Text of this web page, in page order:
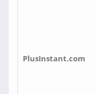
PlusInstant.com